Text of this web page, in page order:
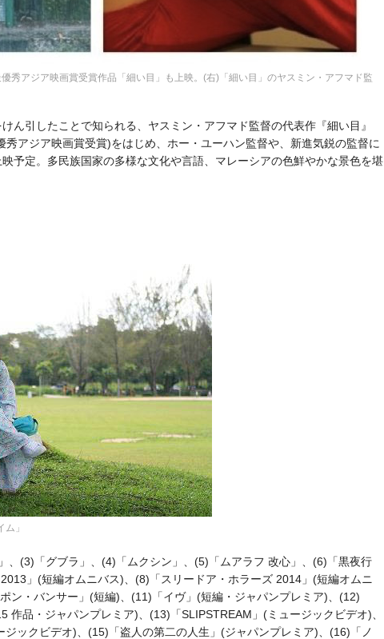
秀アジア映画賞受賞作品「細い目」も上映。(右)「細い目」のヤスミン・アフマド監
ん引したことで知られる、ヤスミン・アフマド監督の代表作『細い目』
アジア映画賞受賞)をはじめ、ホー・ユーハン監督や、新進気鋭の監督に
予定。多民族国家の多様な文化や言語、マレーシアの色鮮やかな景色を堪
」
、(3)「グブラ」、(4)「ムクシン」、(5)「ムアラフ 改心」、(6)「黒夜行
」(短編オムニバス)、(8)「スリードア・ホラーズ 2014」(短編オムニ
ン・バンサー」(短編)、(11)「イヴ」(短編・ジャパンプレミア)、(12)
作品・ジャパンプレミア)、(13)「SLIPSTREAM」(ミュージックビデオ)、
ックビデオ)、(15)「盗人の第二の人生」(ジャパンプレミア)、(16)「ノ